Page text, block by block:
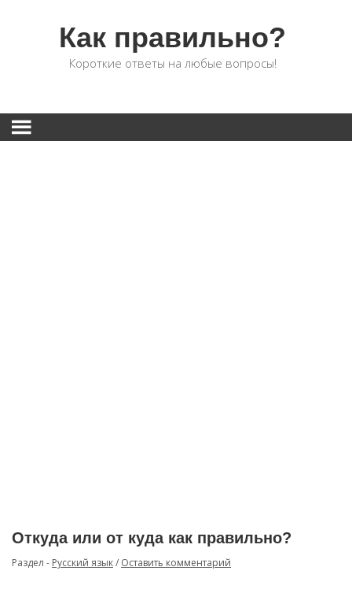
Как правильно?
Короткие ответы на любые вопросы!
Откуда или от куда как правильно?
Раздел - Русский язык/ Оставить комментарий